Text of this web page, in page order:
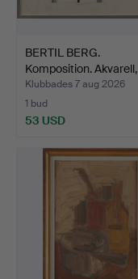
BERTIL BERG.
Komposition. Akvarell,
signer…
Klubbades 7 aug 2026
1 bud
53 USD